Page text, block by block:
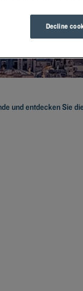
und entdecken Sie
Decline